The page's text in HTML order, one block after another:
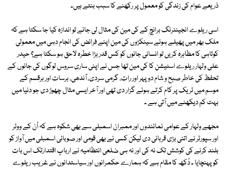
ذریعے عوام کی زندگی کو معمول پر رکھنے کا سبب بنتے ہیں۔
اسی ریلوے انجینئرنگ برانچ کے کی مین کی مثال لی جائے تو اندازہ کیا جا سکتا ہے کہ
ملک بھر میں پھیلے ہوئے سینکڑوں کی مین اپنے فرائض کی انجام دہی میں معمولی
کوتاہی کا مظاہرہ کریں تو انسانی جانوں کو کس قدر بڑا خطرہ لاحق ہو سکتا ہے؟ حیدر
علی ولہار ریلوے اسٹیشن کا کی مین تھا جس نے اپنی ساری سروس لوگوں کی جانوں کے
تحفظ کی خاطر صبح و شام دوپہر اور رات، گرمی سردی، آندھی، برسات اور ہرقسم کے
موسم میں ٹریک پر کام کرتے ہوئے گزار دی تھی اور آخر ایسی مثال چھوڑ دی جو دنیا میں
بہت کم دیکھنے میں آتی ہے ۔
مجھے ولہار کے عوامی نمائندوں اور ممبران اسمبلی سے بھی شکوہ ہے کہ اُن کے ووٹر
اور سپورٹر نے اتنی بڑی قربانی دی لیکن کسی نے بھی قومی اور صوبائی اسمبلی میں آواز کو
بلند کرنے کی کوشش تک نہ کی اور نہ ہی ضلعی انتظامیہ نے اربابِ اقتدارتک اس بات
کو پہنچایا ۔ دُکھ کا مقام ہے کہ ہمارے حکمرانوں اور سیاستدانوں نے غریب ریلوے